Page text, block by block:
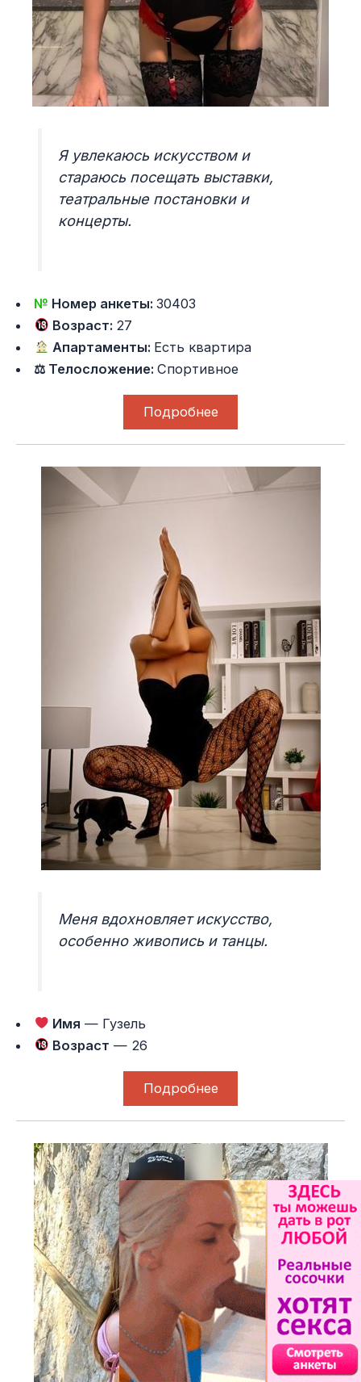
Я увлекаюсь искусством и
стараюсь посещать выставки,
театральные постановки и
концерты.
№ Номер анкеты:30403
Возраст: 27
Апартаменты: Есть квартира
⚖ Телосложение:Спортивное
Подробнее
Меня вдохновляет искусство,
особенно живопись и танцы.
Имя — Гузель
Возраст — 26
Подробнее